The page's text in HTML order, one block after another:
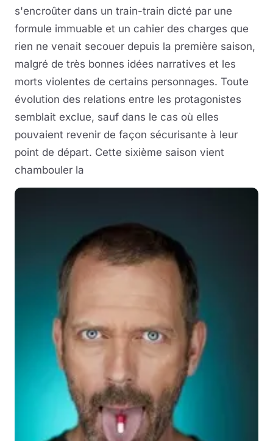
s'encroûter dans un train-train dicté par une
formule immuable et un cahier des charges que
rien ne venait secouer depuis la première saison,
malgré de très bonnes idées narratives et les
morts violentes de certains personnages. Toute
évolution des relations entre les protagonistes
semblait exclue, sauf dans le cas où elles
pouvaient revenir de façon sécurisante à leur
point de départ. Cette sixième saison vient
chambouler la